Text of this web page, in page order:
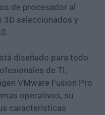
de procesador al
3D seleccionados y
diseñado para todo
de TI,
VMware Fusion Pro
operativos, su
características